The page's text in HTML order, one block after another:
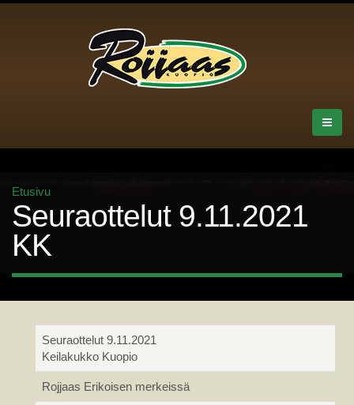
Etusivu
Seuraottelut 9.11.2021
KK
Seuraottelut 9.11.2021
Keilakukko Kuopio
Rojjaas Erikoisen merkeissä